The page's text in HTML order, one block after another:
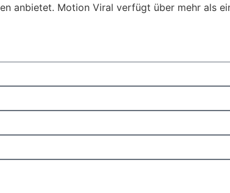
anbietet. Motion Viral verfügt über mehr als